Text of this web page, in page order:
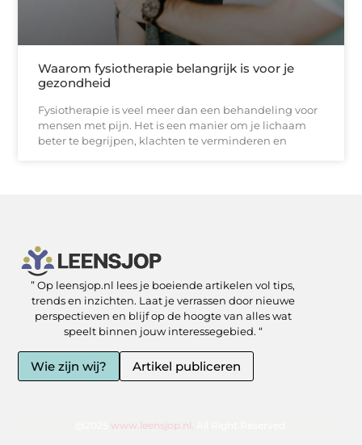
Waarom fysiotherapie belangrijk is voor je
gezondheid
Fysiotherapie is veel meer dan een behandeling voor
mensen met pijn. Het is een manier om je lichaam
beter te begrijpen, klachten te verminderen en
” Op leensjop.nl lees je boeiende artikelen vol tips,
trends en inzichten. Laat je verrassen door nieuwe
perspectieven en blijf op de hoogte van alles wat
speelt binnen jouw interessegebied. “
Wie zijn wij? Artikel publiceren
www.leensjop.nl.